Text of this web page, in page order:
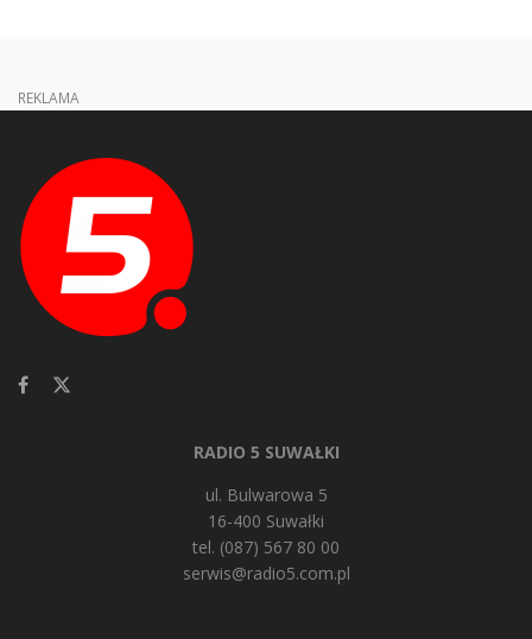
REKLAMA
RADIO 5 SUWAŁKI
ul. Bulwarowa 5
16-400 Suwałki
tel. (087) 567 80 00
serwis@radio5.com.pl